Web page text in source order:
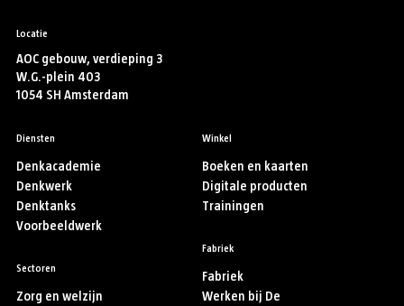
Locatie
AOC gebouw, verdieping 3
W.G.-plein 403
1054 SH Amsterdam
Diensten
Denkacademie
Denkwerk
Denktanks
Voorbeeldwerk
Sectoren
Zorg en welzijn
Winkel
Boeken en kaarten
Digitale producten
Trainingen
Fabriek
Fabriek
Werken bij De